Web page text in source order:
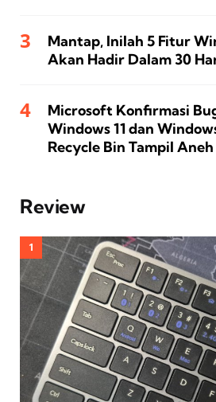
Mantap, Inilah 5 Fitur
Akan Hadir Dalam 30
Microsoft Konfirmasi
Windows 11 dan
Recycle Bin Tampil Aneh
Review